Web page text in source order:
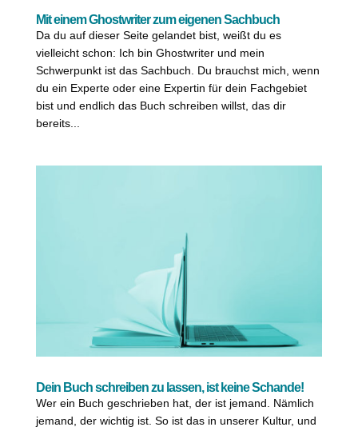
Mit einem Ghostwriter zum eigenen Sachbuch
Da du auf dieser Seite gelandet bist, weißt du es
vielleicht schon: Ich bin Ghostwriter und mein
Schwerpunkt ist das Sachbuch. Du brauchst mich, wenn
du ein Experte oder eine Expertin für dein Fachgebiet
bist und endlich das Buch schreiben willst, das dir
bereits...
Dein Buch schreiben zu lassen, ist keine Schande!
Wer ein Buch geschrieben hat, der ist jemand. Nämlich
jemand, der wichtig ist. So ist das in unserer Kultur, und